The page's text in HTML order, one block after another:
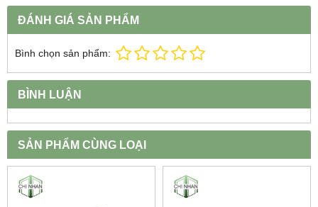
ĐÁNH GIÁ SẢN PHẨM
Bình chọn sản phẩm:
BÌNH LUẬN
SẢN PHẨM CÙNG LOẠI